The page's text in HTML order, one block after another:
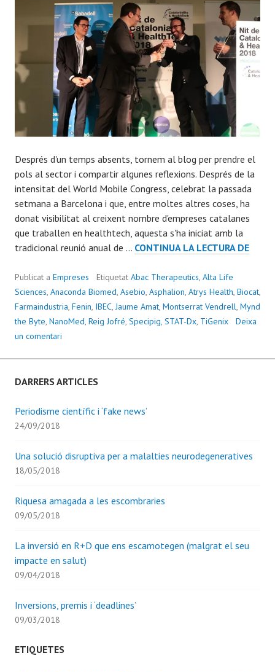
Després d'un temps absents, tornem al blog per prendre el
pols al sector i compartir algunes reflexions. Després de la
intensitat del World Mobile Congress, celebrat la passada
setmana a Barcelona i que, entre moltes altres coses, ha
donat visibilitat al creixent nombre d'empreses catalanes
que traballen en healthtech, aquesta s'ha iniciat amb la
tradicional reunió anual de … CONTINUA LA LECTURA DE
Publicat a Empreses Etiquetat Abac Therapeutics, Alta Life
Sciences, Anaconda Biomed, Asebio, Asphalion, Atrys Health, Biocat,
Farmaindustria, Fenin, IBEC,Jaume Amat, Montserrat Vendrell, Mynd
the Byte, NanoMed, Reig Jofré, Specipig, STAT-Dx, TiGenix
Deixa
un comentari
DARRERS ARTICLES
Periodisme científic i ‘fake news’
24/09/2018
Una solució disruptiva per a malalties neurodegeneratives
18/05/2018
Riquesa amagada a les escombraries
09/05/2018
La inversió en R+D que ens escamotegen (malgrat el seu
impacte en salut)
09/04/2018
Inversions, premis i ‘deadlines’
09/03/2018
ETIQUETES